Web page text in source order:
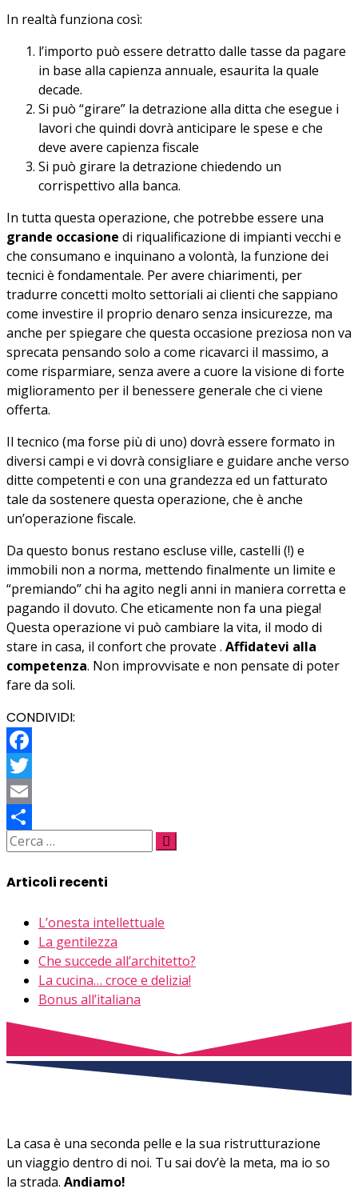
In realtà funziona così:
l’importo può essere detratto dalle tasse da pagare
in base alla capienza annuale, esaurita la quale
decade.
Si può “girare” la detrazione alla ditta che esegue i
lavori che quindi dovrà anticipare le spese e che
deve avere capienza fiscale
Si può girare la detrazione chiedendo un
corrispettivo alla banca.
In tutta questa operazione, che potrebbe essere una
grande occasione di riqualificazione di impianti vecchi e
che consumano e inquinano a volontà, la funzione dei
tecnici è fondamentale. Per avere chiarimenti, per
tradurre concetti molto settoriali ai clienti che sappiano
come investire il proprio denaro senza insicurezze, ma
anche per spiegare che questa occasione preziosa non va
sprecata pensando solo a come ricavarci il massimo, a
come risparmiare, senza avere a cuore la visione di forte
miglioramento per il benessere generale che ci viene
offerta.
Il tecnico (ma forse più di uno) dovrà essere formato in
diversi campi e vi dovrà consigliare e guidare anche verso
ditte competenti e con una grandezza ed un fatturato
tale da sostenere questa operazione, che è anche
un’operazione fiscale.
Da questo bonus restano escluse ville, castelli (!) e
immobili non a norma, mettendo finalmente un limite e
“premiando” chi ha agito negli anni in maniera corretta e
pagando il dovuto. Che eticamente non fa una piega!
Questa operazione vi può cambiare la vita, il modo di
stare in casa, il confort che provate . Affidatevi alla
competenza. Non improvvisate e non pensate di poter
fare da soli.
CONDIVIDI:
Facebook
Twitter
Email
Share
Articoli recenti
L’onesta intellettuale
La gentilezza
Che succede all’architetto?
La cucina… croce e delizia!
Bonus all’italiana
La casa è una seconda pelle e la sua ristrutturazione
un viaggio dentro di noi. Tu sai dov’è la meta, ma io so
la strada. Andiamo!